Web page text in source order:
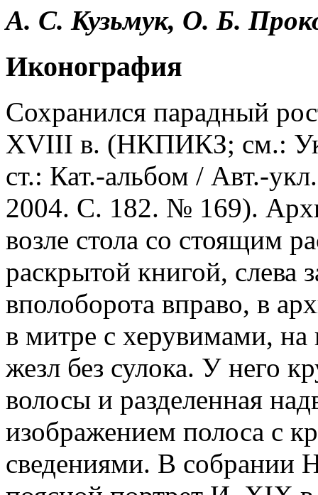
А. С. Кузьмук, О. Б.
Иконография
Сохранился парадный
XVIII в. (НКПИКЗ; см.:
ст.: Кат.-альбом / Авт.-
2004. С. 182. № 169).
возле стола со стоящим
раскрытой книгой, слева
вполоборота вправо, в
в митре с херувимами, на
жезл без сулока. У него
волосы и разделенная
изображением полоса с
сведениями. В собрании